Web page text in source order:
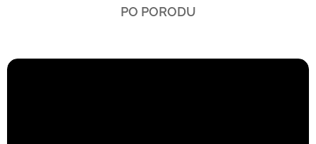
PO PORODU